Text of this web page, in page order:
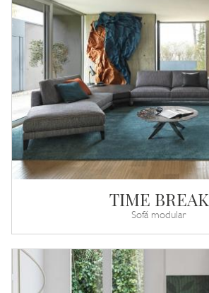
TIME BREAK
Sofá modular